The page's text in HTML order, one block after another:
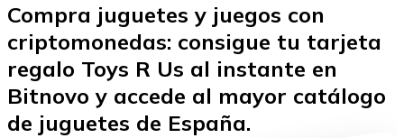
Compra juguetes y juegos con
criptomonedas: consigue tu tarjeta
regalo Toys R Us al instante en
Bitnovo y accede al mayor catálogo
de juguetes de España.